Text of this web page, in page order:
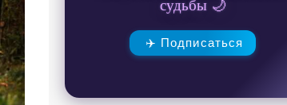
судьбы 🌙
✈️ Подписаться